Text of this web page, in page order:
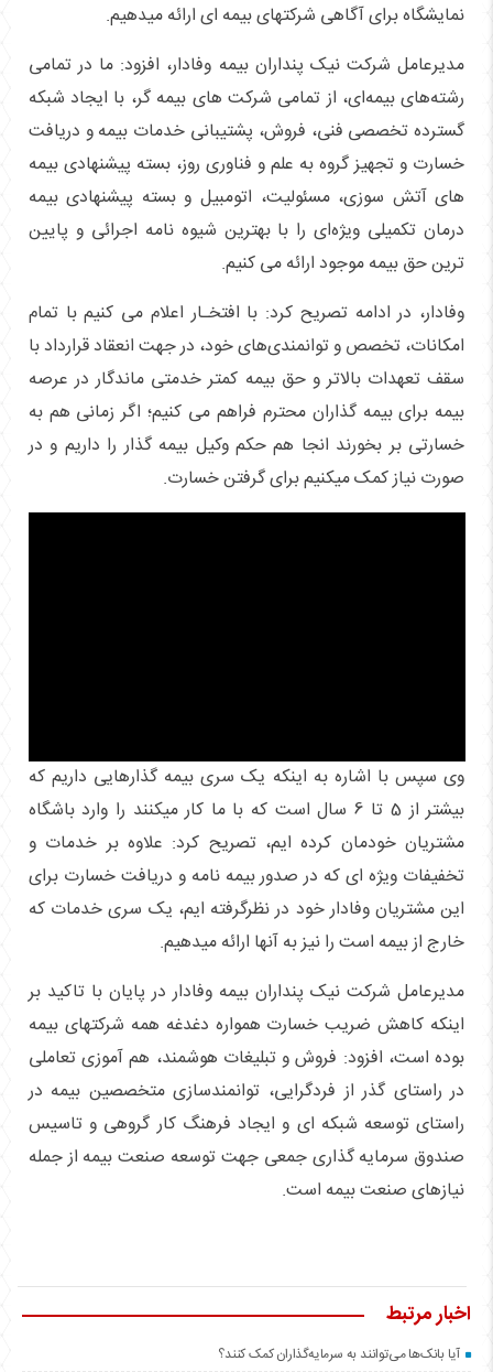
نمایشگاه برای آگاهی شرکتهای بیمه ای ارائه میدهیم.
مدیرعامل شرکت نیک پنداران بیمه وفادار، افزود: ما در تمامی
رشته‌های بیمه‌ای، از تمامی شرکت های بیمه گر، با ایجاد شبکه
گسترده تخصصی فنی، فروش، پشتیبانی خدمات بیمه و دریافت
خسارت و تجهیز گروه به علم و فناوری روز، بسته‌ پیشنهادی بیمه‌
های آتش سوزی، مسئولیت، اتومبیل و بسته پیشنهادی بیمه
درمان تکمیلی ویژه‌ای را با بهترین شیوه نامه اجرائی و پایین
ترین حق بیمه موجود ارائه می کنیم.
وفادار، در ادامه تصریح کرد: با افتخـار اعلام می کنیم با تمام
امکانات، تخصص و توانمندی‌های خود، در جهت انعقاد قرارداد با
سقف تعهدات بالاتر و حق بیمه کمتر خدمتی ماندگار در عرصه
بیمه برای بیمه گذاران محترم فراهم می کنیم؛ اگر زمانی هم به
خسارتی بر بخورند انجا هم حکم وکیل بیمه گذار را داریم و در
صورت نیاز کمک میکنیم برای گرفتن خسارت.
وی سپس با اشاره به اینکه یک سری بیمه گذارهایی داریم که
بیشتر از 5 تا 6 سال است که با ما کار میکنند را وارد باشگاه
مشتریان خودمان کرده ایم، تصریح کرد: علاوه بر خدمات و
تخفیفات ویژه ای که در صدور بیمه نامه و دریافت خسارت برای
این مشتریان وفادار خود در نظرگرفته ایم، یک سری خدمات که
خارج از بیمه است را نیز به آنها ارائه میدهیم.
مدیرعامل شرکت نیک پنداران بیمه وفادار در پایان با تاکید بر
اینکه کاهش ضریب خسارت همواره دغدغه همه شرکتهای بیمه
بوده است، افزود: فروش و تبلیغات هوشمند، هم آموزی تعاملی
در راستای گذر از فردگرایی، توانمندسازی متخصصین بیمه در
راستای توسعه شبکه ای و ایجاد فرهنگ کار گروهی و تاسیس
صندوق سرمایه گذاری جمعی جهت توسعه صنعت بیمه از جمله
نیازهای صنعت بیمه است.
اخبار مرتبط
آیا بانک‌ها می‌توانند به سرمایه‌گذاران کمک کنند؟